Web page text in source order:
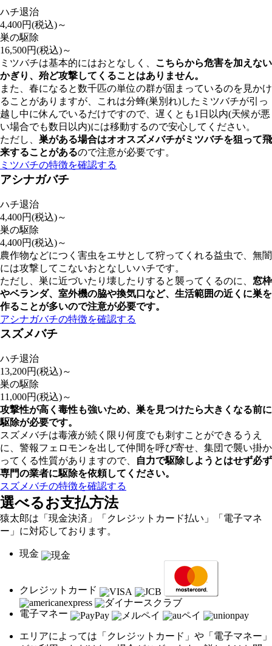
ハチ退治
4,400円(税込)～
巣の駆除
16,500円(税込)～
ミツバチは基本的にはおとなしく、 こちらから危害を加えない
かぎり、殆ど攻撃してくることはありません。
また、春になると数千匹の単位の群が固まっているのを見かけ
ることがありますが、これは分蜂(巣別れ)したミツバチが引っ
越し中に休んでいるだけですので、遅くとも1日以内(天候が悪
い場合でも数日以内)には移動するので安心してください。
ただし、 巣がある場合はオオスズメバチがミツバチを狙って飛
来することがあるので注意が必要です。
ミツバチの特徴を確認する
アシナガバチ
ハチ退治
4,400円(税込)～
巣の駆除
4,400円(税込)～
農作物などにつく害虫をエサとして狩ってくれる益虫で、無闇
には攻撃してこないおとなしいハチです。
ただし、巣に近づいたり壊したりすると襲ってくるのに、 窓枠
やベランダ、室外機の脇や換気口など、 生活範囲の近くに巣を
作ることが多いので注意が必要です。
アシナガバチの特徴を確認する
スズメバチ
ハチ退治
13,200円(税込)～
巣の駆除
11,000円(税込)～
攻撃性が高く毒性も強いため、巣を見つけたら大きくなる前に
駆除が必要です。
スズメバチは毒液が続く限り何度でも刺すことができるうえ
に、警報フェロモンを出して仲間を呼び寄せ、集団で襲い掛か
ってくる性質がありますので、
自力で駆除しようとはせず必ず
専門の業者に駆除を依頼してください。
スズメバチの特徴を確認する
選べるお支払方法
猿太郎は「現金決済」「クレジットカード払い」「電子マネ
ー」に対応しております。
現金
クレジットカード
電子マネー
エリアによっては「クレジットカード」や「電子マネー」